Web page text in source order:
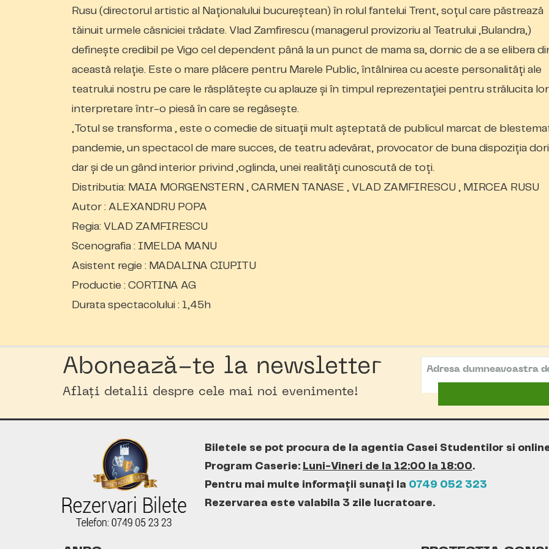
Rusu (directorul artistic al Naționalului bucureștean) în rolul fantelui Trent, soțul care păstrează
tăinuit urmele căsniciei trădate. Vlad Zamfirescu (managerul provizoriu al Teatrului „Bulandra„)
definește credibil pe Vigo cel dependent până la un punct de mama sa, dornic de a se elibera
această relație. Este o mare plăcere pentru Marele Public, întâlnirea cu aceste personalități ale
teatrului nostru pe care le răsplătește cu aplauze și în timpul reprezentației pentru strălucita lor
interpretare într-o piesă în care se regăsește.
„Totul se transforma „ este o comedie de situații mult așteptată de publicul marcat de
pandemie, un spectacol de mare succes, de teatru adevărat, provocator de buna dispoziția
dar și de un gând interior privind „oglinda„ unei realități cunoscută de toți.
Distributia: MAIA MORGENSTERN , CARMEN TANASE , VLAD ZAMFIRESCU , MIRCEA RUSU
Autor : ALEXANDRU POPA
Regia: VLAD ZAMFIRESCU
Scenografia : IMELDA MANU
Asistent regie : MADALINA CIUPITU
Productie : CORTINA AG
Durata spectacolului : 1,45h
Abonează-te la newsletter
Aflați detalii despre cele mai noi evenimente!
Biletele se pot procura de la agentia Casei Studentilor si
Program Caserie: Luni-Vineri de la 12:00 la 18:00.
Pentru mai multe informații sunați la 0749 052 323
Rezervarea este valabila 3 zile lucratoare.